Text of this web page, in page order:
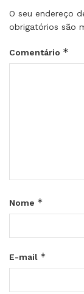
O seu endereço
obrigatórios são
Comentário *
Nome *
E-mail *